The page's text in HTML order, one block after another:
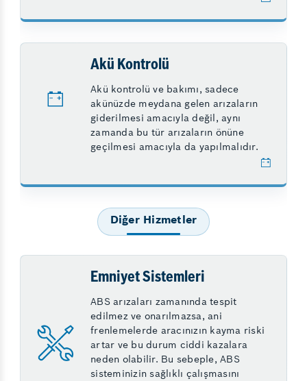
Akü Kontrolü
Akü kontrolü ve bakımı, sadece
akünüzde meydana gelen arızaların
giderilmesi amacıyla değil, aynı
zamanda bu tür arızaların önüne
geçilmesi amacıyla da yapılmalıdır.
Diğer Hizmetler
Emniyet Sistemleri
ABS arızaları zamanında tespit
edilmez ve onarılmazsa, ani
frenlemelerde aracınızın kayma riski
artar ve bu durum ciddi kazalara
neden olabilir. Bu sebeple, ABS
sisteminizin sağlıklı çalışmasını